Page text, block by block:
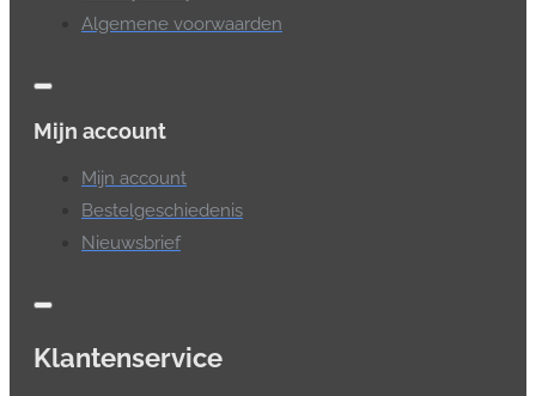
Algemene voorwaarden
Mijn account
Mijn account
Bestelgeschiedenis
Nieuwsbrief
Klantenservice